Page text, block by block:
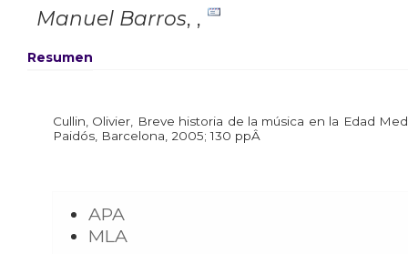
Manuel Barros, ,
Resumen
Cullin, Olivier, Breve historia de la música en la Edad
Paidós, Barcelona, 2005; 130 ppÂ
APA
MLA